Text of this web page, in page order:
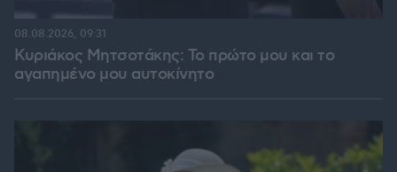
Κυριάκος Μητσοτάκης: Το πρώτο μου και το
αγαπημένο μου αυτοκίνητο
08.08.2026, 09:31